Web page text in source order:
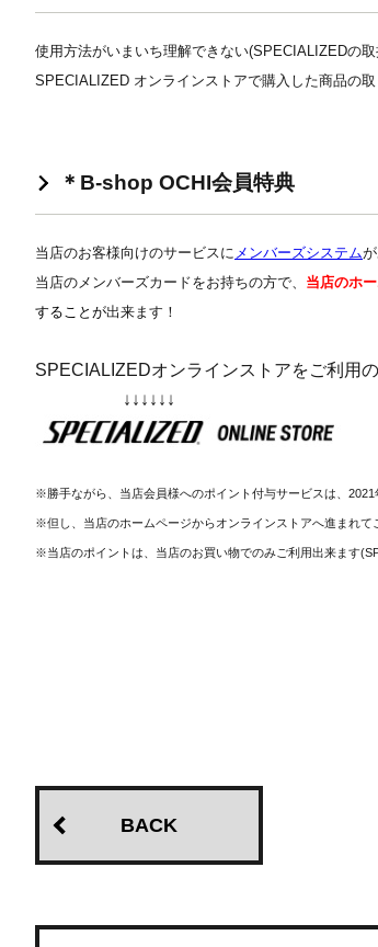
使用方法がいまいち理解できない(SPECIALIZEDの
SPECIALIZED オンラインストアで購入した商品の
＊B-shop OCHI会員特典
当店のお客様向けのサービスに メンバーズシステム
当店のメンバーズカードをお持ちの方で、 当店のホ
することが出来ます！
SPECIALIZEDオンラインストアをご利用の
↓↓↓↓↓↓
※勝手ながら、当店会員様へのポイント付与サービスは、2021
※但し、当店のホームページからオンラインストアへ進まれて
※当店のポイントは、当店のお買い物でのみご利用出来ます
BACK